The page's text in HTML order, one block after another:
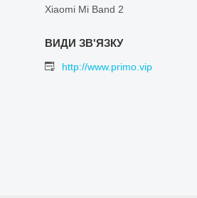
Xiaomi Mi Band 2
http://www.primo.vip